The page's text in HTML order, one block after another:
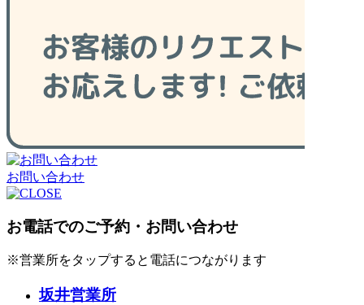
お問い合わせ
お電話でのご予約・お問い合わせ
※営業所をタップすると電話につながります
坂井営業所